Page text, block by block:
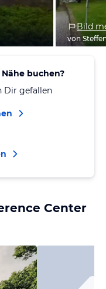
Bild
von
buchen?
Dir gefallen
Center